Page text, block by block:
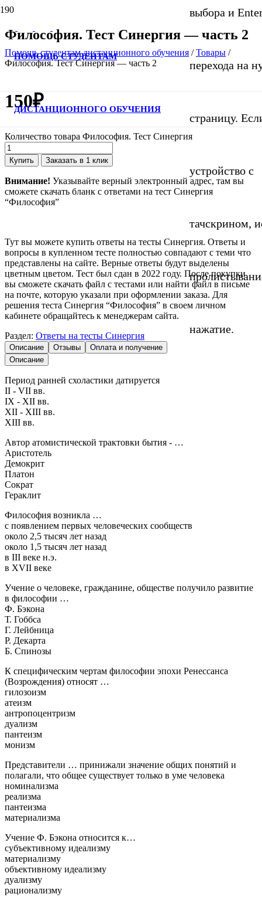
ПОМОЩЬ СТУДЕНТАМ
ДИСТАНЦИОННОГО ОБУЧЕНИЯ
выбора и
перехода на
страницу.
устройство с
тачскрином,
нажатие.
Философия. Тест Синергия — часть 2
Помощь студентам дистанционного обучения /Товары /
Философия. Тест Синергия — часть 2
150₽
Количество товара Философия. Тест Синергия
Купить Заказать в 1 клик
Внимание! Указывайте верный электронный адрес, там вы
сможете скачать бланк с ответами на тест Синергия
“Философия”
Тут вы можете купить ответы на тесты Синергия. Ответы и
вопросы в купленном тесте полностью совпадают с теми что
представлены на сайте. Верные ответы будут выделены
цветным цветом. Тест был сдан в 2022 году. После покупки
вы сможете скачать файл с тестами или найти файл в письме
на почте, которую указали при оформлении заказа. Для
решения теста Синергия “Философия” в своем личном
кабинете обращайтесь к менеджерам сайта.
Раздел: Ответы на тесты Синергия
Описание Отзывы
Оплата и получение
Описание
Период ранней схоластики датируется
II - VII вв.
IX - XII вв.
XII - XIII вв.
XIII вв.
Автор атомистической трактовки бытия - …
Аристотель
Демокрит
Платон
Сократ
Гераклит
Философия возникла …
с появлением первых человеческих сообществ
около 2,5 тысяч лет назад
около 1,5 тысяч лет назад
в III веке н.э.
в XVII веке
Учение о человеке, гражданине, обществе получило развитие
в философии …
Ф. Бэкона
Т. Гоббса
Г. Лейбница
Р. Декарта
Б. Спинозы
К специфическим чертам философии эпохи Ренессанса
(Возрождения) относят …
гилозоизм
атеизм
антропоцентризм
дуализм
пантеизм
монизм
Представители … принижали значение общих понятий и
полагали, что общее существует только в уме человека
номинализма
реализма
пантеизма
материализма
Учение Ф. Бэкона относится к…
субъективному идеализму
материализму
объективному идеализму
дуализму
рационализму